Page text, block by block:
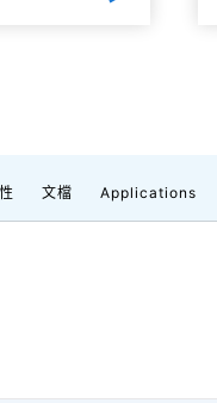
文檔 Applications